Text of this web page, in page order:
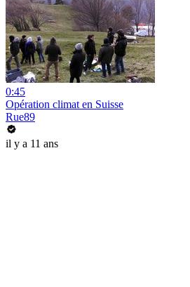
0:45
Opération climat en Suisse
Rue89
il y a 11 ans